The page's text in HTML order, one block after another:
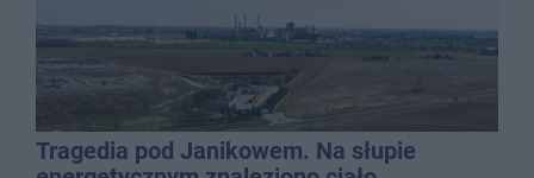
Tragedia pod Janikowem. Na słupie